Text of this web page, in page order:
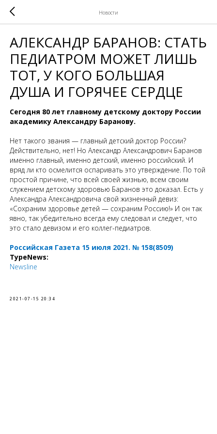
Новости
АЛЕКСАНДР БАРАНОВ: СТАТЬ
ПЕДИАТРОМ МОЖЕТ ЛИШЬ
ТОТ, У КОГО БОЛЬШАЯ
ДУША И ГОРЯЧЕЕ СЕРДЦЕ
Сегодня 80 лет главному детскому доктору России
академику Александру Баранову.
Нет такого звания — главный детский доктор России?
Действительно, нет! Но Александр Александрович Баранов
именно главный, именно детский, именно российский. И
вряд ли кто осмелится оспаривать это утверждение. По той
простой причине, что всей своей жизнью, всем своим
служением детскому здоровью Баранов это доказал. Есть у
Александра Александровича свой жизненный девиз:
«Сохраним здоровье детей — сохраним Россию!» И он так
явно, так убедительно всегда ему следовал и следует, что
это стало девизом и его коллег-педиатров.
Российская Газета 15 июля 2021. № 158(8509)
TypeNews:
Newsline
2021-07-15 20:34